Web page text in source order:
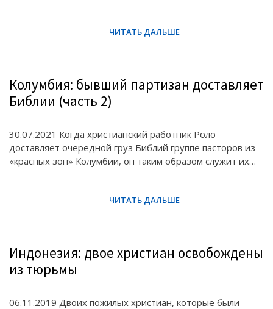
Колумбия: бывший партизан доставляет
Библии (часть 2)
30.07.2021 Когда христианский работник Роло
доставляет очередной груз Библий группе пасторов из
«красных зон» Колумбии, он таким образом служит их…
Индонезия: двое христиан освобождены
из тюрьмы
06.11.2019 Двоих пожилых христиан, которые были